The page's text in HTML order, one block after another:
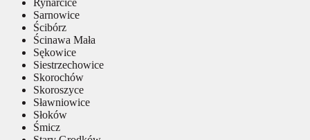
Sarnowice
Ścibórz
Ścinawa Mała
Sękowice
Siestrzechowice
Skorochów
Skoroszyce
Sławniowice
Słoków
Śmicz